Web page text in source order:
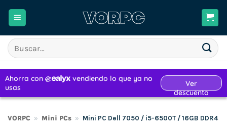
Buscar
por:
VORPC » Mini PCs » Mini PC Dell 7050 / i5-6500T / 16GB DDR4